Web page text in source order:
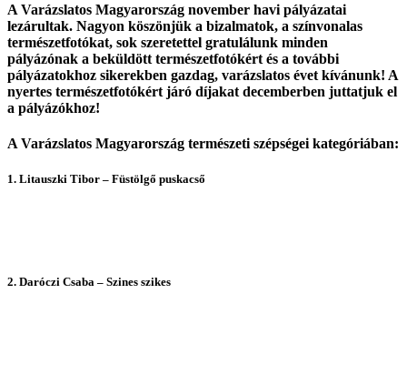
A Varázslatos Magyarország november havi pályázatai
lezárultak. Nagyon köszönjük a bizalmatok, a színvonalas
természetfotókat, sok szeretettel gratulálunk minden
pályázónak a beküldött természetfotókért és a további
pályázatokhoz sikerekben gazdag, varázslatos évet kívánunk! A
nyertes természetfotókért járó díjakat decemberben juttatjuk el
a pályázókhoz!
A Varázslatos Magyarország természeti szépségei kategóriában:
1. Litauszki Tibor – Füstölgő puskacső
2. Daróczi Csaba – Szines szikes